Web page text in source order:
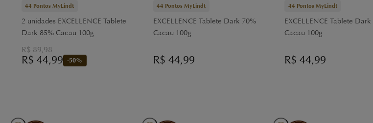
44 Pontos MyLindt
2 unidades EXCELLENCE Tablete
Dark 85% Cacau 100g
R$89,98
R$ 44,99 -50%
44 Pontos MyLindt
EXCELLENCE Tablete Dark 70%
Cacau 100g
R$ 44,99
44 Pontos MyLindt
EXCELLENCE Tablete
Cacau 100g
R$44,99